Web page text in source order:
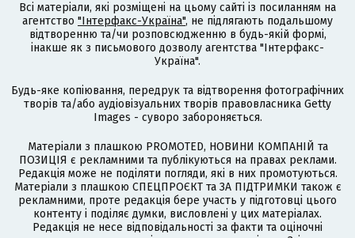
Всі матеріали, які розміщені на цьому сайті із посиланням на
агентство "Інтерфакс-Україна", не підлягають подальшому
відтворенню та/чи розповсюдженню в будь-якій формі,
інакше як з письмового дозволу агентства "Інтерфакс-
Україна".
Будь-яке копіювання, передрук та відтворення фотографічних
творів та/або аудіовізуальних творів правовласника Getty
Images - суворо забороняється.
Матеріали з плашкою PROMOTED, НОВИНИ КОМПАНІЙ та
ПОЗИЦІЯ є рекламними та публікуються на правах реклами.
Редакція може не поділяти погляди, які в них промотуються.
Матеріали з плашкою СПЕЦПРОЄКТ та ЗА ПІДТРИМКИ також є
рекламними, проте редакція бере участь у підготовці цього
контенту і поділяє думки, висловлені у цих матеріалах.
Редакція не несе відповідальності за факти та оціночні